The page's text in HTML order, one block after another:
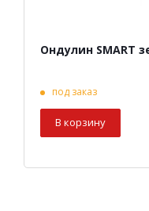
Ондулин SMART
под заказ
В корзину